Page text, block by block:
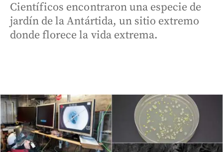
Científicos encontraron una especie de
jardín de la Antártida, un sitio extremo
donde florece la vida extrema.